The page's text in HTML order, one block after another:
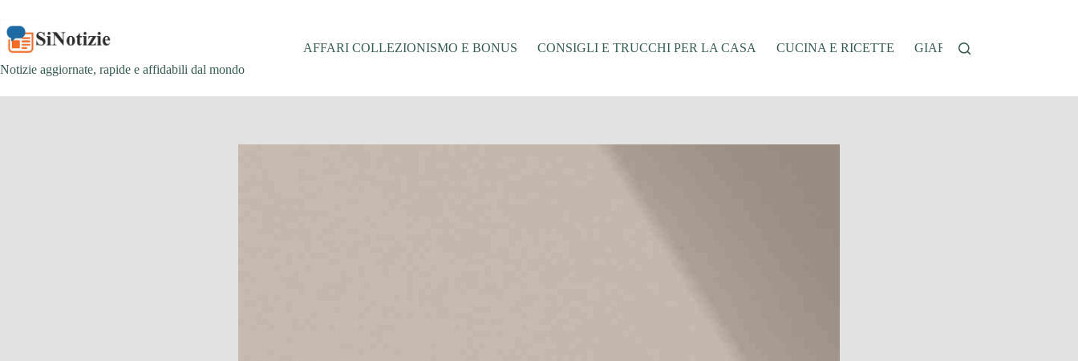
contenuto
Notizie aggiornate, rapide e affidabili dal mondo
AFFARI COLLEZIONISMO E BONUS CONSIGLI E TRUCCHI PER LA CASA CUCINA E RICETTE GIARDINAGGIO